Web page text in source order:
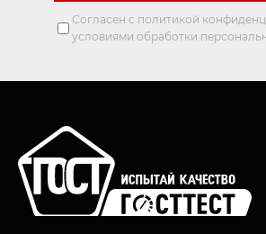
Согласен с политикой
условиями обработки